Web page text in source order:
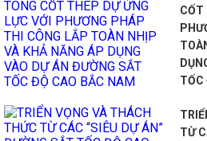
CỐT
TỐC
TỪ